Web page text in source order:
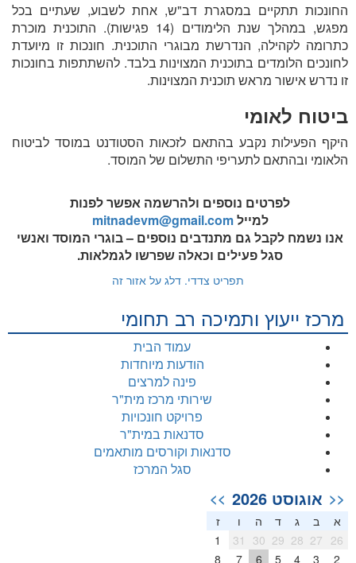
החונכות תתקיים במסגרת דב"ש, אחת לשבוע, שעתיים בכל
מפגש, במהלך שנת הלימודים (14 פגישות). התוכנית מוכרת
כתרומה לקהילה, הנדרשת מבוגרי התוכנית. חונכות זו מיועדת
לחונכים הלומדים בתוכנית המצוינות בלבד. להשתתפות בחונכות
זו נדרש אישור מראש תוכנית המצוינות.
ביטוח לאומי
היקף הפעילות נקבע בהתאם לזכאות הסטודנט במוסד לביטוח
הלאומי ובהתאם לתעריפי התשלום של המוסד.
לפרטים נוספים ולהרשמה אפשר לפנות
למיילmitnadevm@gmail.com
אנו נשמח לקבל גם מתנדבים נוספים – בוגרי המוסד ואנשי
סגל פעילים וכאלה שפרשו לגמלאות.
תפריט צדדי. דלג על אזור זה
מרכז ייעוץ ותמיכה רב תחומי
עמוד הבית
הודעות מיוחדות
פינה למרצים
שירותי מרכז מית"ר
פרויקט חונכויות
סדנאות במית"ר
סדנאות וקורסים מותאמים
סגל המרכז
<< אוגוסט 2026 >>
א ב ג ד ה
ז
26
27
28
29
30
31
2
3
4
5
6
7
8